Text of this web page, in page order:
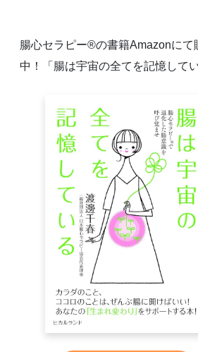
腸心セラピー®︎の書籍Amazonにて
中！「腸は宇宙の全てを記憶してい